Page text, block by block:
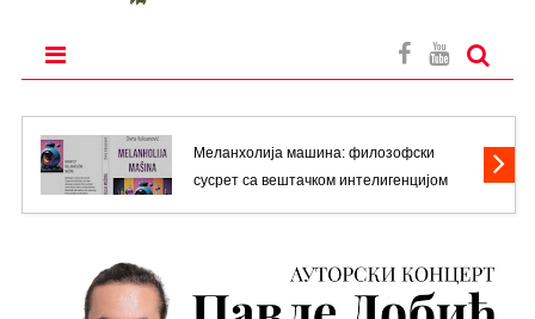
Меланхолија машина: филозофски
сусрет са вештачком интелигенцијом